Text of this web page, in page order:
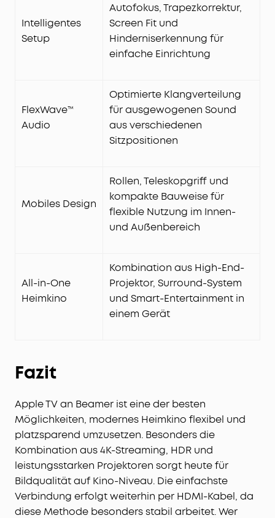
Intelligentes
Setup
Autofokus, Trapezkorrektur,
Screen Fit und
Hinderniserkennung für
einfache Einrichtung
FlexWave™
Audio
Optimierte Klangverteilung
für ausgewogenen Sound
aus verschiedenen
Sitzpositionen
Mobiles Design
Rollen, Teleskopgriff und
kompakte Bauweise für
flexible Nutzung im Innen-
und Außenbereich
All-in-One
Heimkino
Kombination aus High-End-
Projektor, Surround-System
und Smart-Entertainment in
einem Gerät
Fazit
Apple TV an Beamer ist eine der besten
Möglichkeiten, modernes Heimkino flexibel und
platzsparend umzusetzen. Besonders die
Kombination aus 4K-Streaming, HDR und
leistungsstarken Projektoren sorgt heute für
Bildqualität auf Kino-Niveau. Die einfachste
Verbindung erfolgt weiterhin per HDMI-Kabel, da
diese Methode besonders stabil arbeitet. Wer